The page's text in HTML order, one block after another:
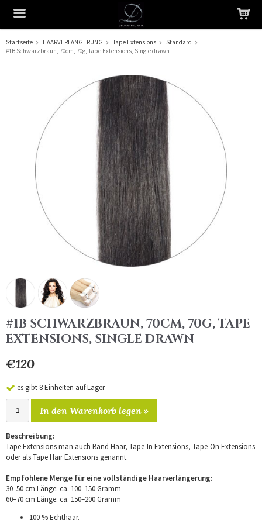
Das Produkt wurde in Ihren Warenkorb gelegt
Startseite HAARVERLÄNGERUNG Tape Extensions
Standard
#1B Schwarzbraun, 70cm, 70g, Tape Extensions, Single drawn
#1B SCHWARZBRAUN, 70CM, 70G, TAPE
EXTENSIONS, SINGLE DRAWN
€120
es gibt 8 Einheiten auf Lager
In den Warenkorb legen »
Beschreibung:
Tape Extensions man auch Band Haar, Tape-In Extensions, Tape-On Extensions
oder als Tape Hair Extensions genannt.
Empfohlene Menge für eine vollständige Haarverlängerung:
30–50 cm Länge: ca. 100–150 Gramm
60–70 cm Länge: ca. 150–200 Gramm
100 % Echthaar.